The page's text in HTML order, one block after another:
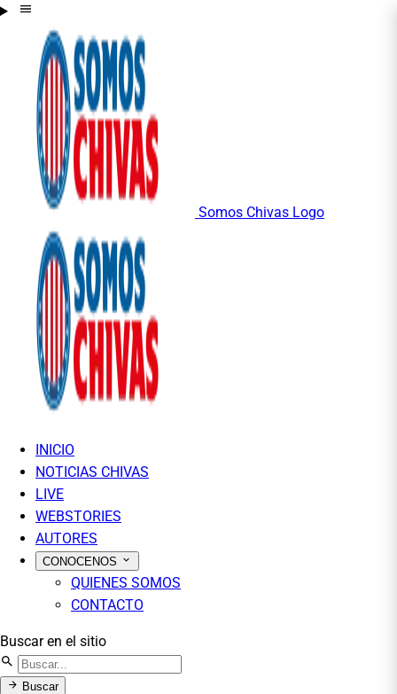
Somos Chivas Logo
INICIO
NOTICIAS CHIVAS
LIVE
WEBSTORIES
AUTORES
CONOCENOS
QUIENES SOMOS
CONTACTO
Buscar en el sitio
Buscar